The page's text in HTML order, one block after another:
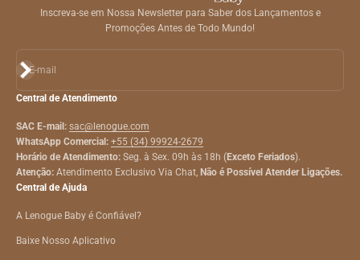
Inscreva-se em Nossa Newsletter para Saber dos Lançamentos e
Promoções Antes de Todo Mundo!
E-mail
Assinar
Central de Atendimento
SAC E-mail: sac@lenogue.com
WhatsApp Comercial: +55 (34) 99924-2679
Horário de Atendimento: Seg. à Sex. 09h às 18h (Exceto Feriados).
Atenção: Atendimento Exclusivo Via Chat, Não é Possível Atender Ligações.
Central de Ajuda
A Lenogue Baby é Confiável?
Baixe Nosso Aplicativo